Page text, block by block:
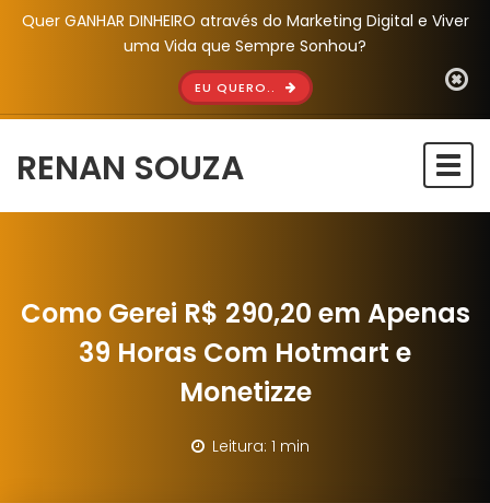
Quer GANHAR DINHEIRO através do Marketing Digital e Viver
uma Vida que Sempre Sonhou?
EU QUERO..
RENAN SOUZA
Como Gerei R$ 290,20 em Apenas
39 Horas Com Hotmart e
Monetizze
Leitura: 1 min